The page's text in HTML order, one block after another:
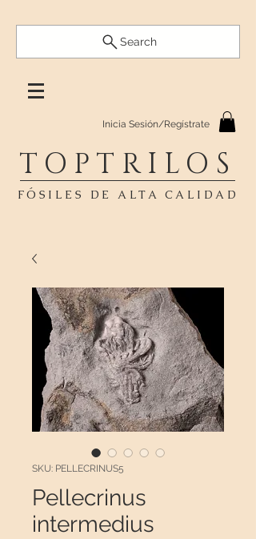
Search
Inicia Sesión/Regístrate
TOPTRILOS
FÓSILES DE ALTA CALIDAD
SKU: PELLECRINUS5
Pellecrinus
intermedius